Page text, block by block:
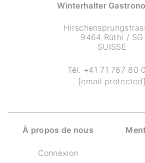
Winterhalter
9464 Rüthi / SG
SUISSE
Tél. +41 71 767 80
[email protected]
À propos de nous
Connexion